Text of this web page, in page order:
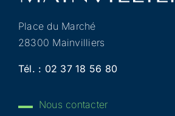
Place du Marché
28300 Mainvilliers
Tél. : 02 37 18 56 80
Nous contacter